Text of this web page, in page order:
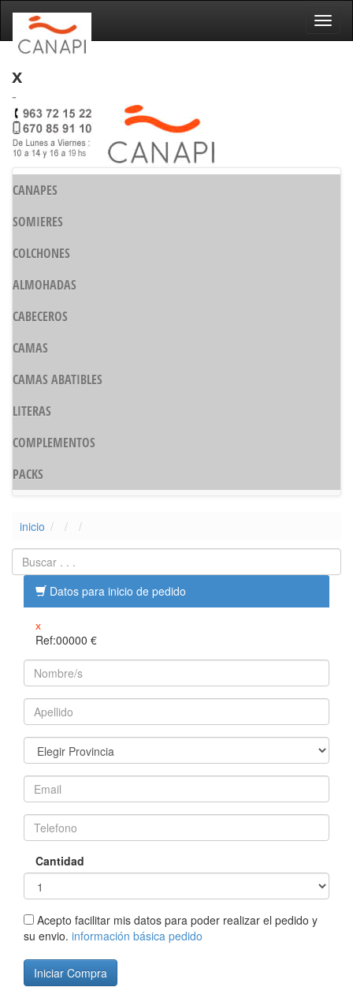
x
-
CANAPES
SOMIERES
COLCHONES
ALMOHADAS
CABECEROS
CAMAS
CAMAS ABATIBLES
LITERAS
COMPLEMENTOS
PACKS
inicio
Datos para inicio de pedido
x
Ref:00000 €
Cantidad
Acepto facilitar mis datos para poder realizar el pedido y
su envio. información básica pedido
Iniciar Compra